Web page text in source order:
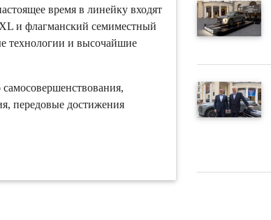
время в линейку входят
и флагманский семиместный
технологии и высочайшие
передовые достижения